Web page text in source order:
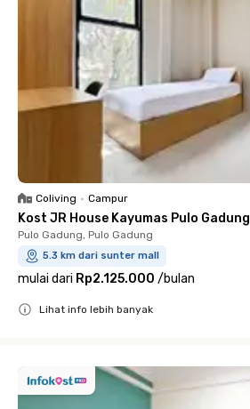
Coliving • Campur
Kost JR House Kayumas Pulo Gadung
Pulo Gadung, Pulo Gadung
5.3 km dari sunter mall
mulai dari Rp2.125.000 /bulan
Lihat info lebih banyak